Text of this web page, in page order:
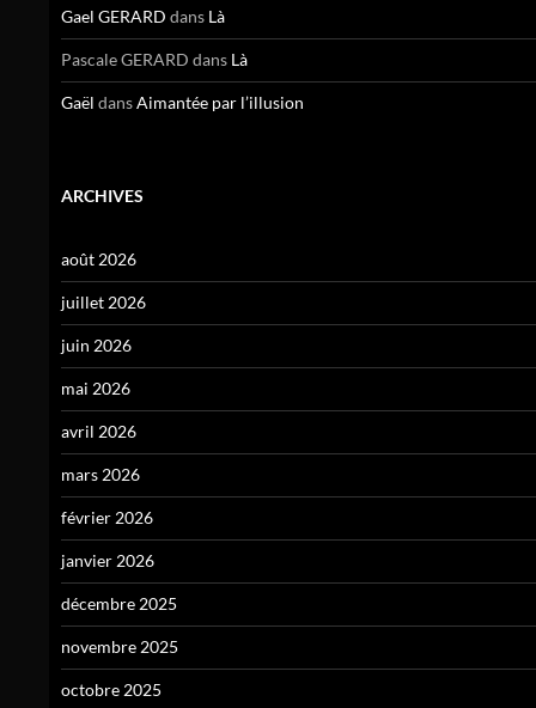
Gael GERARD dans Là
Pascale GERARD dans Là
Gaël dansAimantée par l’illusion
ARCHIVES
août 2026
juillet 2026
juin 2026
mai 2026
avril 2026
mars 2026
février 2026
janvier 2026
décembre 2025
novembre 2025
octobre 2025